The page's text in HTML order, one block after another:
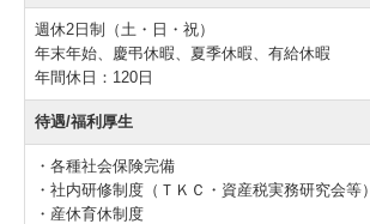
週休2日制（土・日・祝）
年末年始、慶弔休暇、夏季休暇、有給休暇
年間休日：120日
待遇/福利厚生
・各種社会保険完備
・社内研修制度（ＴＫＣ・資産税実務研究会等）
・産休育休制度